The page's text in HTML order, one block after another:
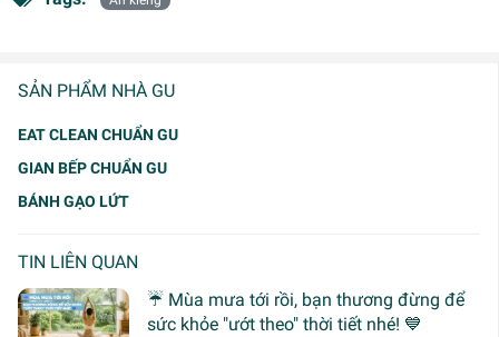
SẢN PHẨM NHÀ GU
EAT CLEAN CHUẨN GU
GIAN BẾP CHUẨN GU
BÁNH GẠO LỨT
TIN LIÊN QUAN
☔ Mùa mưa tới rồi, bạn thương đừng để
sức khỏe "ướt theo" thời tiết nhé! 💙